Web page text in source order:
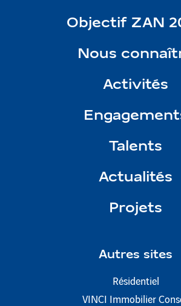
Objectif ZAN
Nous
Activités
Talents
Actualités
Projets
Autres sites
Résidentiel
VINCI Immobilier